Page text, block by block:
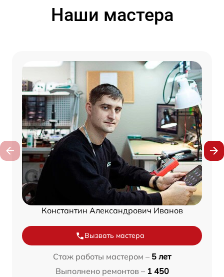
Наши мастера
Константин Александрович Иванов
Вызвать мастера
Стаж работы мастером – 5 лет
Выполнено ремонтов – 1 450